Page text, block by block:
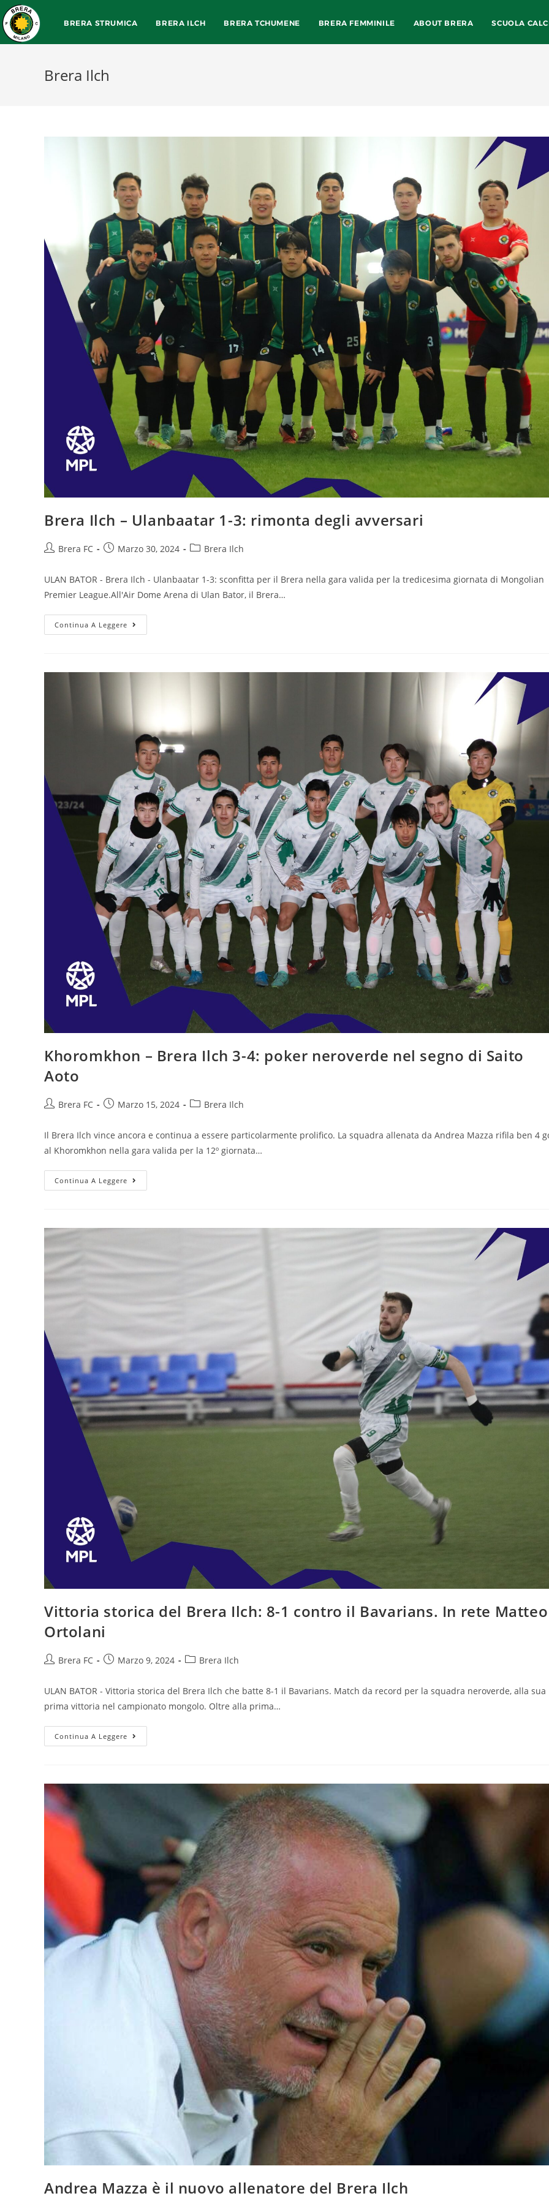
BRERA STRUMICA BRERA ILCH BRERA TCHUMENE BRERA FEMMINILE ABOUT BRERA SCUOLA
Brera Ilch
Brera Ilch – Ulanbaatar 1-3: rimonta degli avversari
Brera FC Marzo 30, 2024 Brera Ilch
ULAN BATOR - Brera Ilch - Ulanbaatar 1-3: sconfitta per il Brera nella gara valida per la tredicesima giornata di Mongolian
Premier League.All'Air Dome Arena di Ulan Bator, il Brera…
Continua A Leggere
Khoromkhon – Brera Ilch 3-4: poker neroverde nel segno di Saito
Aoto
Brera FC Marzo 15, 2024 Brera Ilch
Il Brera Ilch vince ancora e continua a essere particolarmente prolifico. La squadra allenata da Andrea Mazza rifila ben 4
al Khoromkhon nella gara valida per la 12º giornata…
Continua A Leggere
Vittoria storica del Brera Ilch: 8-1 contro il Bavarians. In rete Matteo
Ortolani
Brera FC Marzo 9, 2024 Brera Ilch
ULAN BATOR - Vittoria storica del Brera Ilch che batte 8-1 il Bavarians. Match da record per la squadra neroverde, alla sua
prima vittoria nel campionato mongolo. Oltre alla prima…
Continua A Leggere
Andrea Mazza è il nuovo allenatore del Brera Ilch